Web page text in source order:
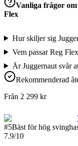
Vanliga frågor om
Flex
Hur skiljer sig
Vem passar Reg
Är Juggernaut svår
Rekommenderad
Från 2 299 kr
#5Bäst för hög
7.9/10